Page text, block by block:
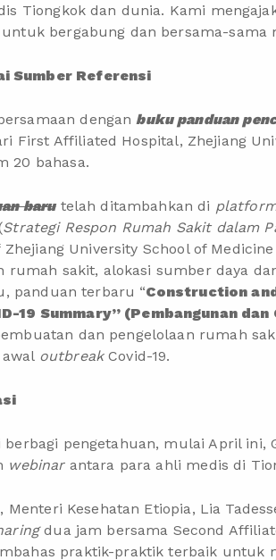
Tiongkok dan dunia. Kami
bergabung dan bersama-sama
Sumber Referensi
dengan buku panduan
First Affiliated Hospital, Zhejiang
20 bahasa.
barutelah ditambahkan di
Strategi Respon Rumah Sakit dalam
University School of
rumah sakit, alokasi sumber daya
panduan terbaru “Construction
19 Summary” (Pembangunan
dan pengelolaan rumah
outbreakCovid-19.
pengetahuan, mulai April ini,
webinarantara para ahli medis di
Menteri Kesehatan Etiopia, Lia
dua jam bersama Second
praktik-praktik terbaik untuk